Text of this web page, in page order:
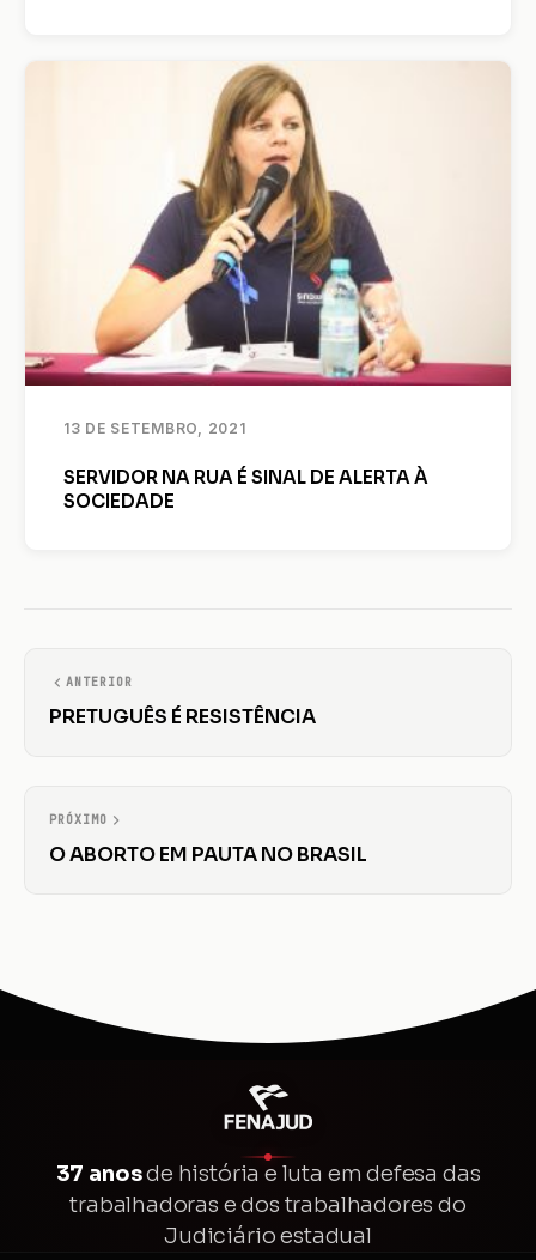
13 DE SETEMBRO, 2021
SERVIDOR NA RUA É SINAL DE ALERTA À
SOCIEDADE
ANTERIOR
PRETUGUÊS É RESISTÊNCIA
PRÓXIMO
O ABORTO EM PAUTA NO BRASIL
37 anosde história e luta em defesa das
trabalhadoras e dos trabalhadores do
Judiciário estadual